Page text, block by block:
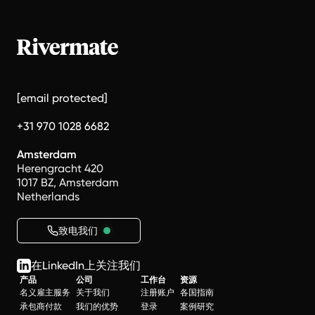
[email protected]
+31 970 1028 6682
Amsterdam
Herengracht 420
1017 BZ, Amsterdam
Netherlands
致电我们
在LinkedIn上关注我们
产品
名义雇主服务
承包商付款
公司
关于我们
我们的优势
工作台
注册账户
登录
资源
各国指南
案例研究